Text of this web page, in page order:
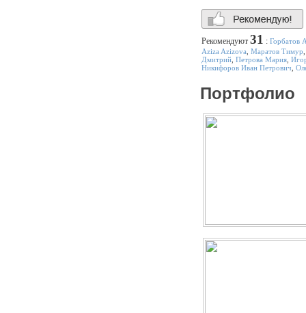
Рекомендуют 31 : Горбатов
Aziza Azizova Маратов Тимур
Дмитрий Петрова Мария
Никифоров Иван Петрович
Портфолио